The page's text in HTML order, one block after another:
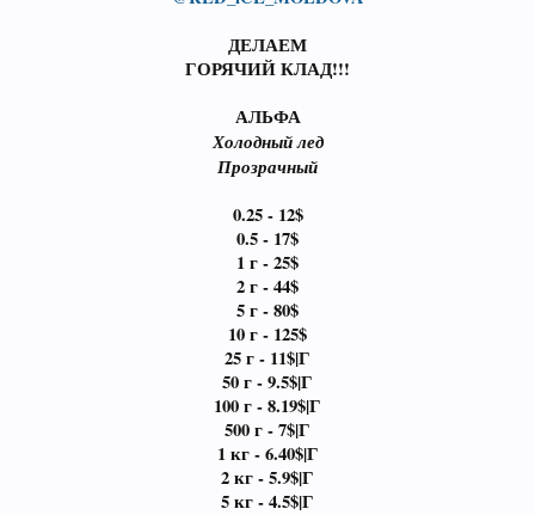
ДЕЛАЕМ
ГОРЯЧИЙ КЛАД!!!
АЛЬФА
Холодный лед
Прозрачный
0.25 - 12$
0.5 - 17$
1 г - 25$
2 г - 44$
5 г - 80$
10 г - 125$
25 г - 11$|Г
50 г - 9.5$|Г
100 г - 8.19$|Г
500 г - 7$|Г
1 кг - 6.40$|Г
2 кг - 5.9$|Г
5 кг - 4.5$|Г